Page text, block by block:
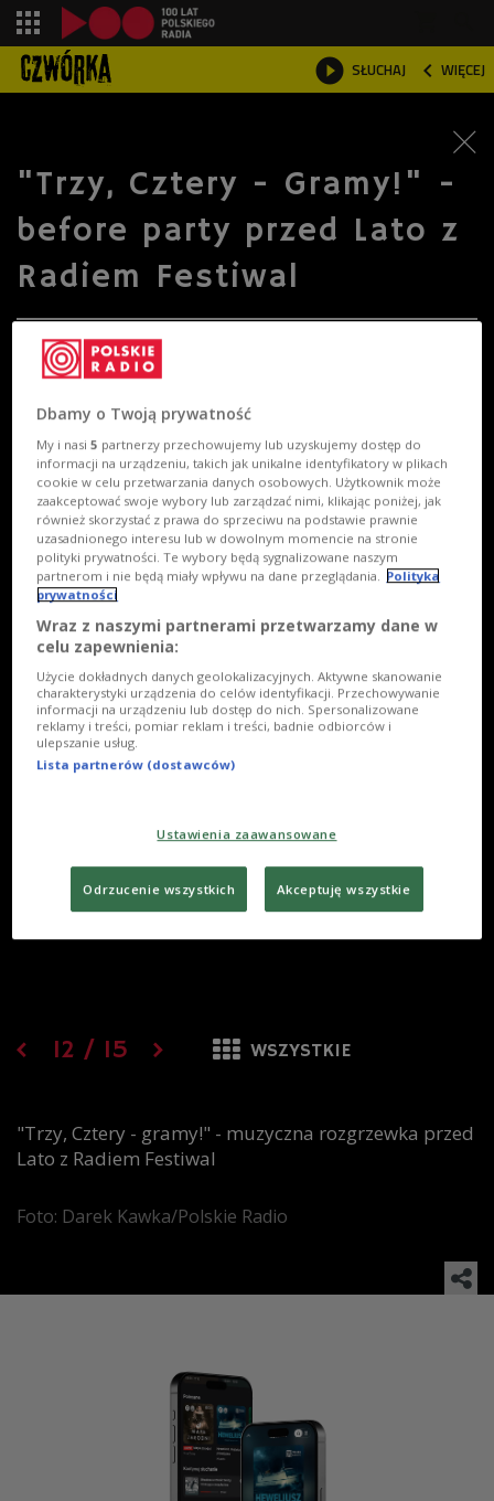
 SŁUCHAJ  WIĘCEJ

"Trzy, Cztery - Gramy!" -
before party przed Lato z
Radiem Festiwal
12 / 15 WSZYSTKIE
"Trzy, Cztery - gramy!" - muzyczna rozgrzewka przed
Lato z Radiem Festiwal
Foto: Darek Kawka/Polskie Radio
Dbamy o Twoją prywatność
My i nasi5 partnerzy przechowujemy lub uzyskujemy dostęp do
informacji na urządzeniu, takich jak unikalne identyfikatory w plikach
cookie w celu przetwarzania danych osobowych. Użytkownik może
zaakceptować swoje wybory lub zarządzać nimi, klikając poniżej, jak
również skorzystać z prawa do sprzeciwu na podstawie prawnie
uzasadnionego interesu lub w dowolnym momencie na stronie
polityki prywatności. Te wybory będą sygnalizowane naszym
partnerom i nie będą miały wpływu na dane przeglądania. Polityka
prywatności
Wraz z naszymi partnerami przetwarzamy dane w
celu zapewnienia:
Użycie dokładnych danych geolokalizacyjnych. Aktywne skanowanie
charakterystyki urządzenia do celów identyfikacji. Przechowywanie
informacji na urządzeniu lub dostęp do nich. Spersonalizowane
reklamy i treści, pomiar reklam i treści, badnie odbiorców i
ulepszanie usług.
Lista partnerów (dostawców)
Ustawienia zaawansowane
Odrzucenie wszystkich Akceptuję wszystkie